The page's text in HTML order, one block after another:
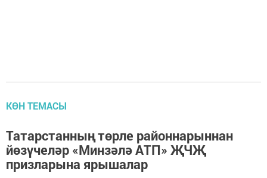
КӨН ТЕМАСЫ
Татарстанның төрле районнарыннан
йөзүчеләр «Минзәлә АТП» ҖЧҖ
призларына ярышалар